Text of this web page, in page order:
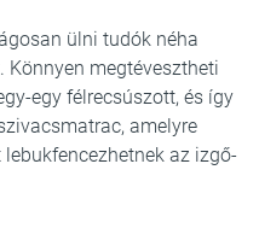
ülni tudók néha
megtévesztheti
egy félrecsúszott, és így
amelyre
az izgő-